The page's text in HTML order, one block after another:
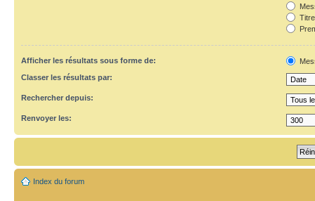
Afficher les résultats sous forme de:
Classer les résultats par:
Rechercher depuis:
Renvoyer les:
Index du forum